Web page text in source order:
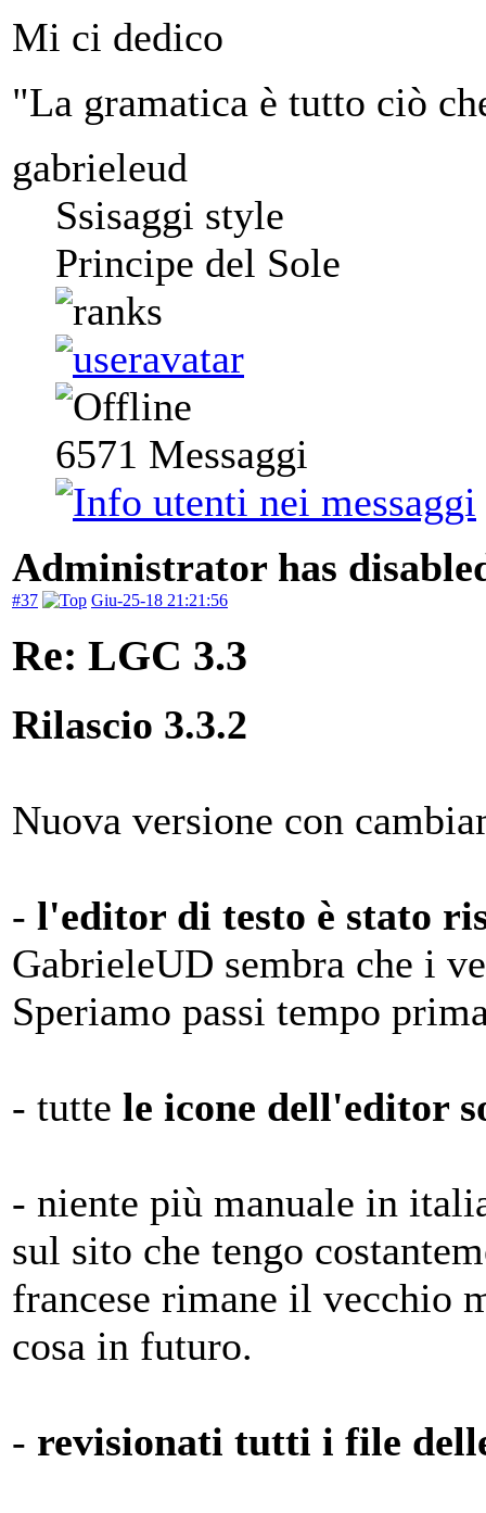
Mi ci dedico
"La gramatica è tutto ciò
gabrieleud
Ssisaggi style
Principe del Sole
6571 Messaggi
Administrator has
#37 Giu-25-18 21:21:56
Re: LGC 3.3
Rilascio 3.3.2
Nuova versione con
- l'editor di testo è stato
GabrieleUD sembra che i
Speriamo passi tempo
- tutte le icone dell'editor
- niente più manuale in
sul sito che tengo
francese rimane il vecchio
cosa in futuro.
- revisionati tutti i file